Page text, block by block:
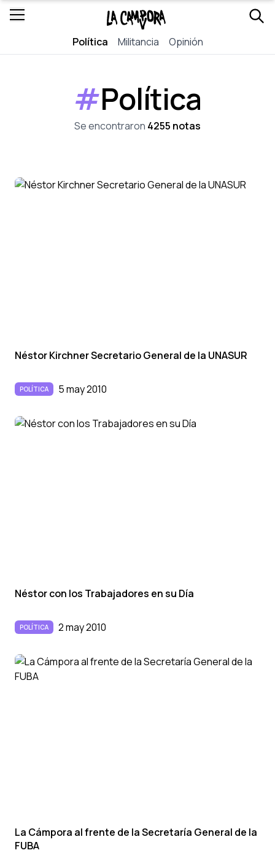
Política Militancia Opinión
#Política
Se encontraron 4255 notas
Néstor Kirchner Secretario General de la UNASUR
POLÍTICA 5 may 2010
Néstor con los Trabajadores en su Dí­a
POLÍTICA 2 may 2010
La Cámpora al frente de la Secretarí­a General de la
FUBA